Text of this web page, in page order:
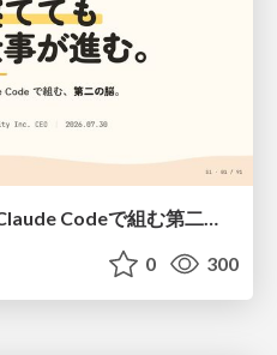
「寝てても仕事が進む」Claude Codeで組む第二の脳
0 300